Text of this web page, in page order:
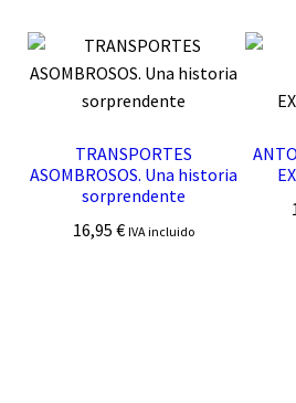
TRANSPORTES
ASOMBROSOS. Una historia
sorprendente
16,95€ IVA incluido